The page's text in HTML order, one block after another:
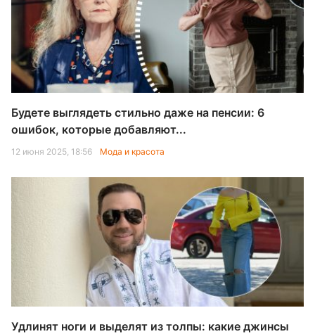
Будете выглядеть стильно даже на пенсии: 6
ошибок, которые добавляют...
12 июня 2025, 18:56 Мода и красота
Удлинят ноги и выделят из толпы: какие джинсы